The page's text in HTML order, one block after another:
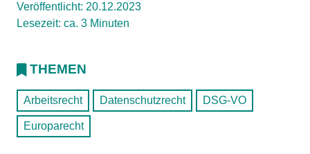
Veröffentlicht: 20.12.2023
Lesezeit: ca. 3 Minuten
THEMEN
Arbeitsrecht Datenschutzrecht DSG-VO
Europarecht